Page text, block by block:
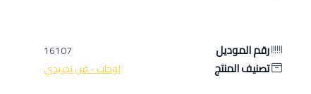
رقم الموديل 16107
تصنيف المنتج لوحات - فن تجريدي